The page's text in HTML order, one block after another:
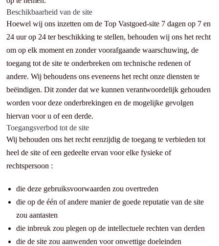
Beschikbaarheid van de site
Hoewel wij ons inzetten om de Top Vastgoed-site 7 dagen op 7 en
24 uur op 24 ter beschikking te stellen, behouden wij ons het recht
om op elk moment en zonder voorafgaande waarschuwing, de
toegang tot de site te onderbreken om technische redenen of
andere. Wij behoudens ons eveneens het recht onze diensten te
beëindigen. Dit zonder dat we kunnen verantwoordelijk gehouden
worden voor deze onderbrekingen en de mogelijke gevolgen
hiervan voor u of een derde.
Toegangsverbod tot de site
Wij behouden ons het recht eenzijdig de toegang te verbieden tot
heel de site of een gedeelte ervan voor elke fysieke of
rechtspersoon :
die deze gebruiksvoorwaarden zou overtreden
die op de één of andere manier de goede reputatie van de site
zou aantasten
die inbreuk zou plegen op de intellectuele rechten van derden
die de site zou aanwenden voor onwettige doeleinden